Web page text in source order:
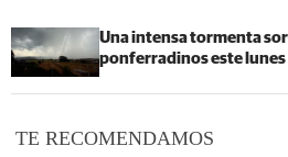
Una intensa tormenta
ponferradinos este lunes
TE RECOMENDAMOS